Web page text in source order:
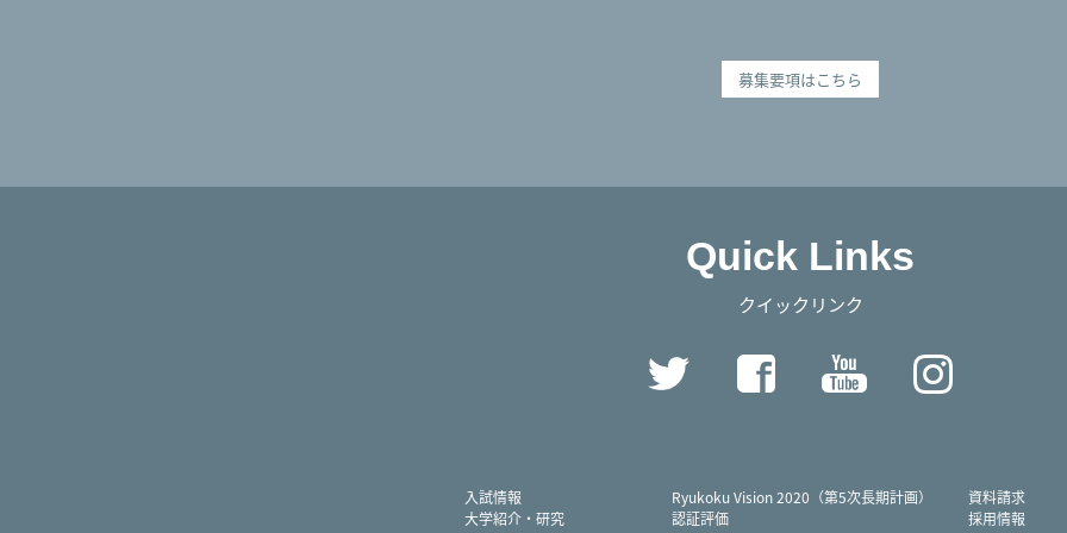
募集要項はこちら
Quick Links
クイックリンク
Twitter FacebookYouTube
入試情報
大学紹介・研究
Ryukoku Vision 2020（第5次長期計画）
認証評価
資料請求
採用情報